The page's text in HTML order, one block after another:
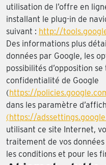
utilisation de l’offre en
installant le plug-in de
suivant : http://
Des informations plus
données par Google, les
possibilités d’opposition
confidentialité de Google
(https://
dans les paramètre
(https://
utilisant ce site Internet,
traitement de vos
les conditions et pour les